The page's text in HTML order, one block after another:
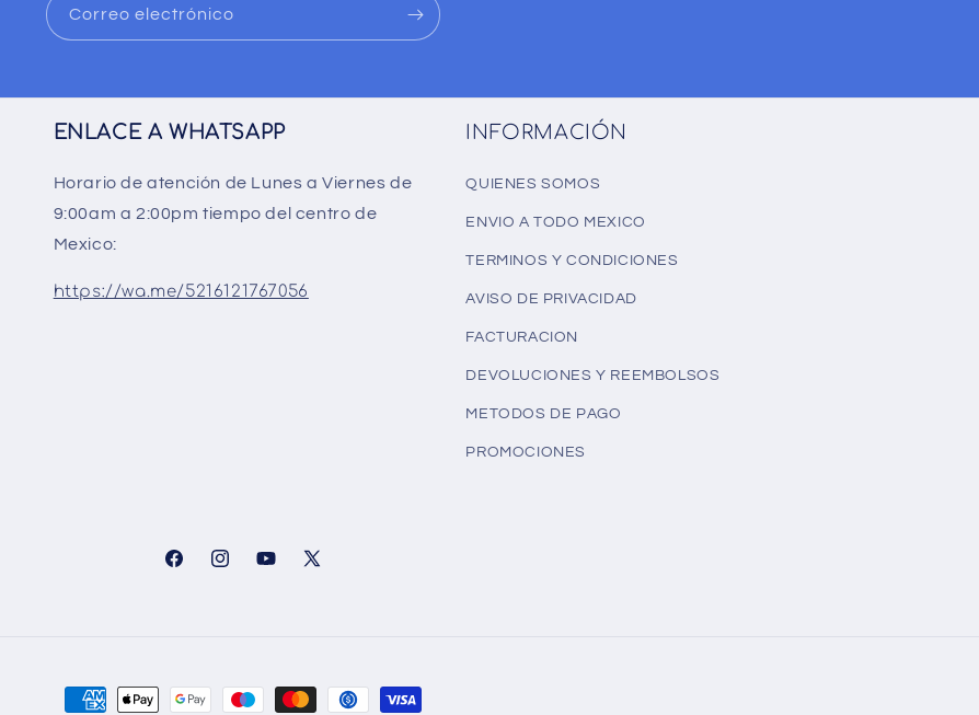
Correo electrónico
ENLACE A WHATSAPP
Horario de atención de Lunes a Viernes de
9:00am a 2:00pm tiempo del centro de
Mexico:
https://wa.me/5216121767056
INFORMACIÓN
QUIENES SOMOS
ENVIO A TODO MEXICO
TERMINOS Y CONDICIONES
AVISO DE PRIVACIDAD
FACTURACION
DEVOLUCIONES Y REEMBOLSOS
METODOS DE PAGO
PROMOCIONES
FacebookInstagramYouTube
X
Formas